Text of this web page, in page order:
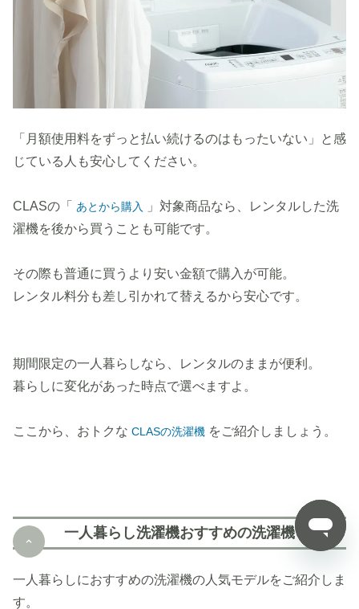
「月額使用料をずっと払い続けるのはもったいない」と感
じている人も安心してください。
CLASの「 あとから購入
」対象商品なら、レンタルした洗
濯機を後から買うことも可能です。
その際も普通に買うより安い金額で購入が可能。
レンタル料分も差し引かれて替えるから安心です。
期間限定の一人暮らしなら、レンタルのままが便利。
暮らしに変化があった時点で選べますよ。
ここから、おトクな CLASの洗濯機 をご紹介しましょう。
一人暮らし洗濯機おすすめの洗濯機
一人暮らしにおすすめの洗濯機の人気モデルをご紹介しま
す。